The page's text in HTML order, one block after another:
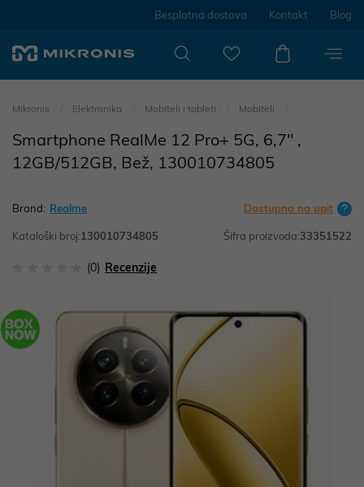
Besplatna dostava Kontakt Blog
Mikronis Elektronika Mobiteli i tableti Mobiteli
Smartphone RealMe 12 Pro+ 5G, 6,7" ,
12GB/512GB, Bež, 130010734805
Brand: Realme Dostupno na upit
Kataloški broj:130010734805 Šifra proizvoda:33351522
(0) Recenzije